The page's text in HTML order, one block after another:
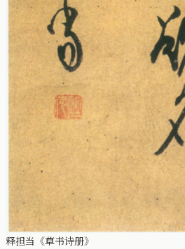
释担当《草书诗册》